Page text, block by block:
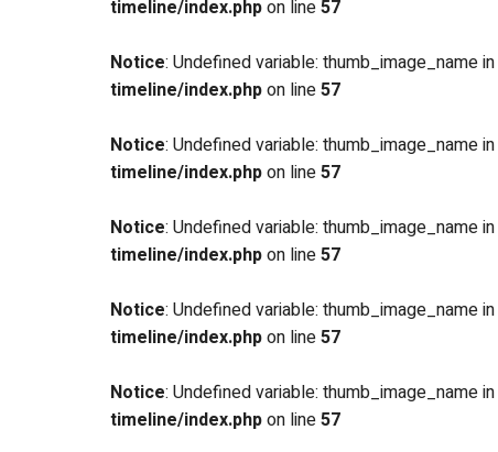
timeline/index.phpon line57
Notice: Undefined variable: thumb_image_name in
timeline/index.phpon line57
Notice: Undefined variable: thumb_image_name in
timeline/index.phpon line57
Notice: Undefined variable: thumb_image_name in
timeline/index.phpon line57
Notice: Undefined variable: thumb_image_name in
timeline/index.phpon line57
Notice: Undefined variable: thumb_image_name in
timeline/index.phpon line57